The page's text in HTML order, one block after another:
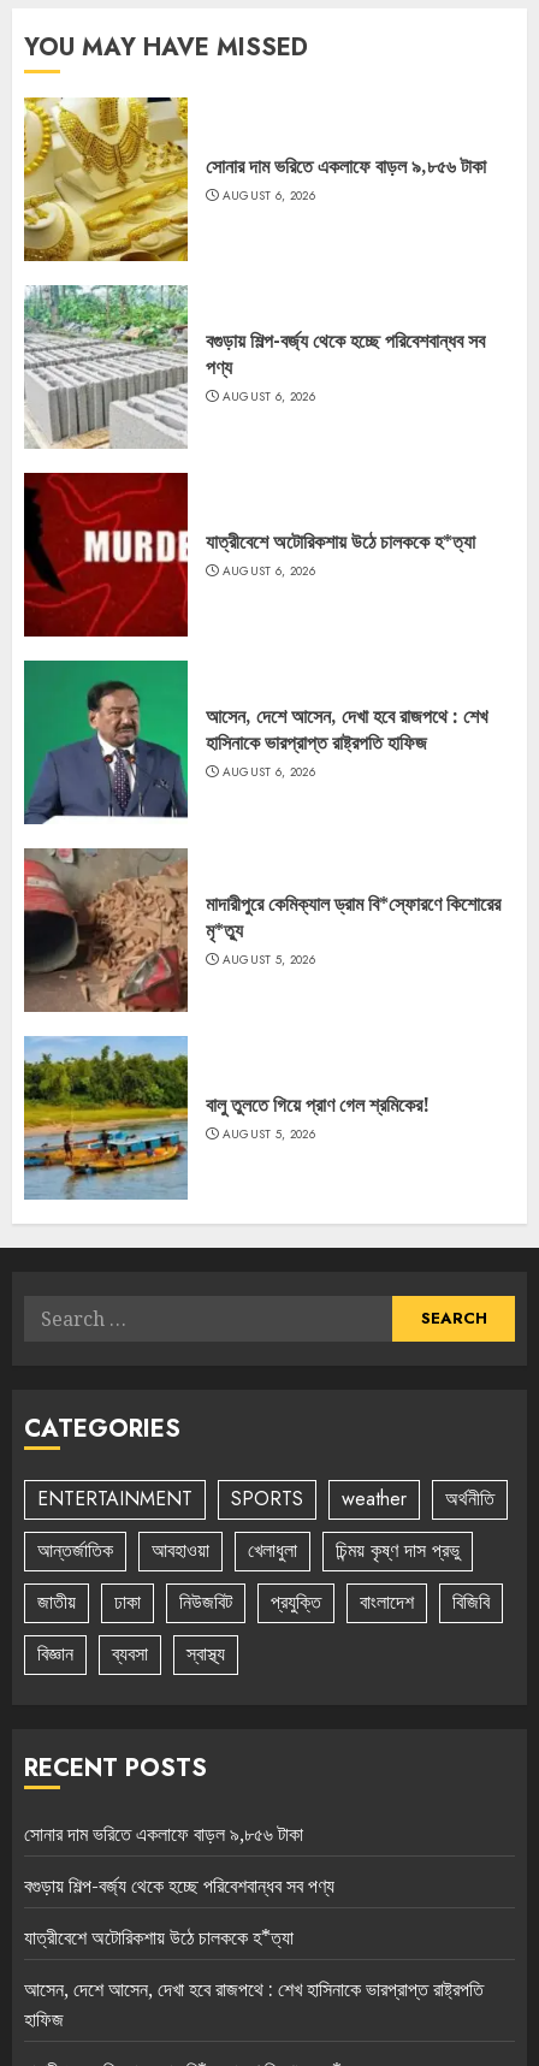
YOU MAY HAVE MISSED
সোনার দাম ভরিতে একলাফে বাড়ল ৯,৮৫৬ টাকা
AUGUST 6, 2026
বগুড়ায় শিল্প-বর্জ্য থেকে হচ্ছে পরিবেশবান্ধব সব
পণ্য
AUGUST 6, 2026
যাত্রীবেশে অটোরিকশায় উঠে চালককে হ*ত্যা
AUGUST 6, 2026
আসেন, দেশে আসেন, দেখা হবে রাজপথে : শেখ
হাসিনাকে ভারপ্রাপ্ত রাষ্ট্রপতি হাফিজ
AUGUST 6, 2026
মাদারীপুরে কেমিক্যাল ড্রাম বি*স্ফোরণে কিশোরের
মৃ*ত্যু
AUGUST 5, 2026
বালু তুলতে গিয়ে প্রাণ গেল শ্রমিকের!
AUGUST 5, 2026
Search
CATEGORIES
ENTERTAINMENT SPORTS weather
অর্থনীতি
আন্তর্জাতিক
আবহাওয়া খেলাধুলা
চিন্ময় কৃষ্ণ দাস প্রভু
জাতীয়
ঢাকা নিউজবিট প্রযুক্তি বাংলাদেশ
বিজিবি
বিজ্ঞান
ব্যবসা স্বাস্থ্য
RECENT POSTS
সোনার দাম ভরিতে একলাফে বাড়ল ৯,৮৫৬ টাকা
বগুড়ায় শিল্প-বর্জ্য থেকে হচ্ছে পরিবেশবান্ধব সব পণ্য
যাত্রীবেশে অটোরিকশায় উঠে চালককে হ*ত্যা
আসেন, দেশে আসেন, দেখা হবে রাজপথে : শেখ হাসিনাকে ভারপ্রাপ্ত রাষ্ট্রপতি
হাফিজ